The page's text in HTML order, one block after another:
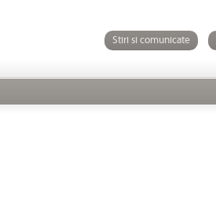
Stiri si comunicate